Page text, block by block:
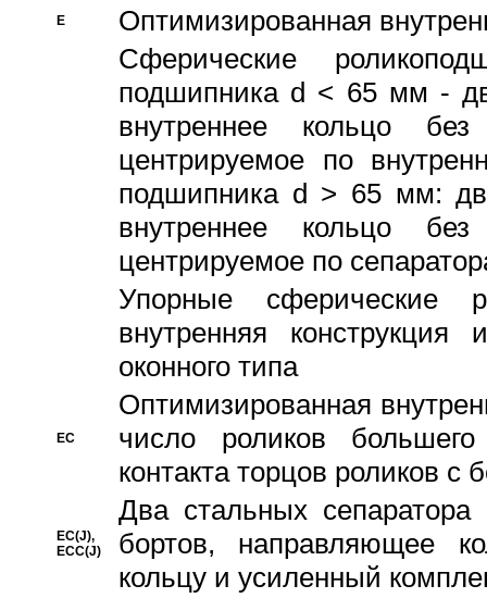
E
Оптимизированная
Сферические
подшипника d < 65 мм -
внутреннее кольцо
центрируемое по
подшипника d > 65 мм:
внутреннее кольцо
центрируемое по
Упорные сферические
внутренняя
оконного типа
EC
Oптимизированная
число роликов
контакта торцов роликов с
EC(J),
ECC(J)
Два стальных сепаратора
бортов, направляющее
кольцу и усиленный